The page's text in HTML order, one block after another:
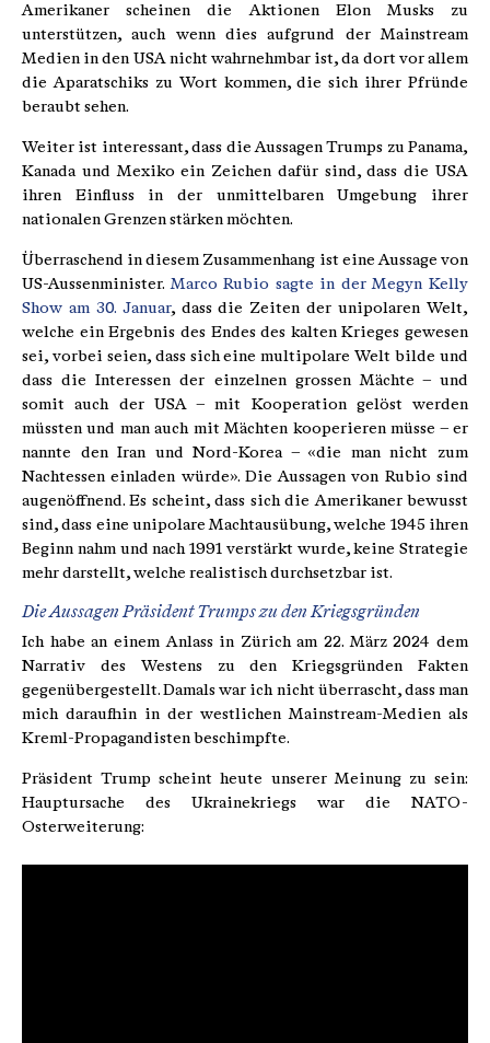
Amerikaner scheinen die Aktionen Elon Musks zu
unterstützen, auch wenn dies aufgrund der Mainstream
Medien in den USA nicht wahrnehmbar ist, da dort vor allem
die Aparatschiks zu Wort kommen, die sich ihrer Pfründe
beraubt sehen.
Weiter ist interessant, dass die Aussagen Trumps zu Panama,
Kanada und Mexiko ein Zeichen dafür sind, dass die USA
ihren Einfluss in der unmittelbaren Umgebung ihrer
nationalen Grenzen stärken möchten.
Überraschend in diesem Zusammenhang ist eine Aussage von
US-Aussenminister. Marco Rubio sagte in der Megyn Kelly
Show am 30. Januar, dass die Zeiten der unipolaren Welt,
welche ein Ergebnis des Endes des kalten Krieges gewesen
sei, vorbei seien, dass sich eine multipolare Welt bilde und
dass die Interessen der einzelnen grossen Mächte – und
somit auch der USA – mit Kooperation gelöst werden
müssten und man auch mit Mächten kooperieren müsse – er
nannte den Iran und Nord-Korea – «die man nicht zum
Nachtessen einladen würde». Die Aussagen von Rubio sind
augenöffnend. Es scheint, dass sich die Amerikaner bewusst
sind, dass eine unipolare Machtausübung, welche 1945 ihren
Beginn nahm und nach 1991 verstärkt wurde, keine Strategie
mehr darstellt, welche realistisch durchsetzbar ist.
Die Aussagen Präsident Trumps zu den Kriegsgründen
Ich habe an einem Anlass in Zürich am 22. März 2024 dem
Narrativ des Westens zu den Kriegsgründen Fakten
gegenübergestellt. Damals war ich nicht überrascht, dass man
mich daraufhin in der westlichen Mainstream-Medien als
Kreml-Propagandisten beschimpfte.
Präsident Trump scheint heute unserer Meinung zu sein:
Hauptursache des Ukrainekriegs war die NATO-
Osterweiterung: